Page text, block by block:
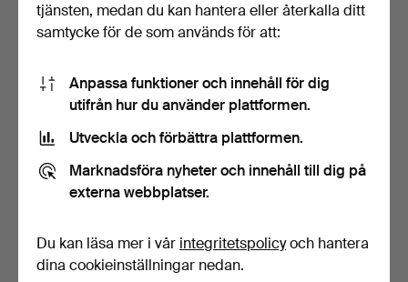
CARL-HARRY STÅLHANE.
VAS, porslin, Rörstra…
Värdering
53 USD
CARL-HARRY STÅLHANE.
Skål och vas, stengod…
Värdering
43 USD
tjänsten, medan du kan hantera eller återkalla ditt
samtycke för de som används för att:
Anpassa funktioner och innehåll för dig
utifrån hur du använder plattformen.
Utveckla och förbättra plattformen.
Marknadsföra nyheter och innehåll till dig på
externa webbplatser.
Du kan läsa mer i vår integritetspolicyoch hantera
dina cookieinställningar nedan.